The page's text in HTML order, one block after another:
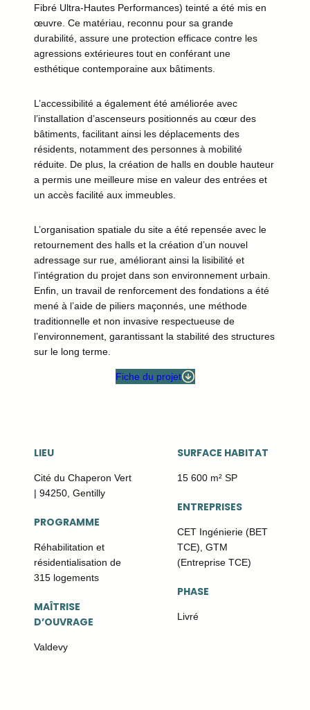
Fibré Ultra-Hautes Performances) teinté a été mis en
œuvre. Ce matériau, reconnu pour sa grande
durabilité, assure une protection efficace contre les
agressions extérieures tout en conférant une
esthétique contemporaine aux bâtiments.
L’accessibilité a également été améliorée avec
l’installation d’ascenseurs positionnés au cœur des
bâtiments, facilitant ainsi les déplacements des
résidents, notamment des personnes à mobilité
réduite. De plus, la création de halls en double hauteur
a permis une meilleure mise en valeur des entrées et
un accès facilité aux immeubles.
L’organisation spatiale du site a été repensée avec le
retournement des halls et la création d’un nouvel
adressage sur rue, améliorant ainsi la lisibilité et
l’intégration du projet dans son environnement urbain.
Enfin, un travail de renforcement des fondations a été
mené à l’aide de piliers maçonnés, une méthode
traditionnelle et non invasive respectueuse de
l’environnement, garantissant la stabilité des structures
sur le long terme.
Fiche du projet
LIEU
Cité du Chaperon Vert
| 94250, Gentilly
PROGRAMME
Réhabilitation et
résidentialisation de
315 logements
MAÎTRISE
D’OUVRAGE
Valdevy
SURFACE HABITAT
15 600 m² SP
ENTREPRISES
CET Ingénierie (BET
TCE), GTM
(Entreprise TCE)
PHASE
Livré